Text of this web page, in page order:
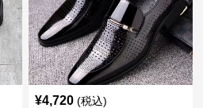
¥4,720 (税込)